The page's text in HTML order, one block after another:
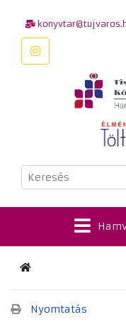
Keresés
Kezdőlap
Nyomtatás